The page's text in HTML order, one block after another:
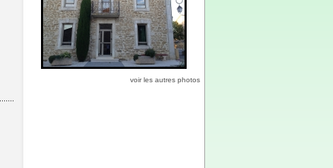
voir les autres photos